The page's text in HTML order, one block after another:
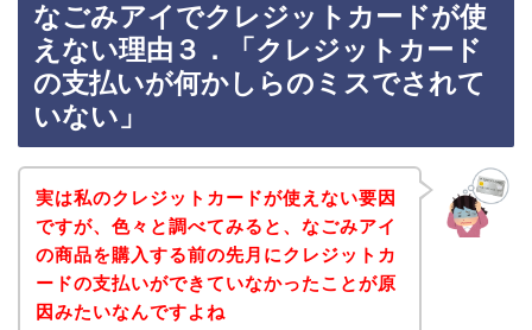
なごみアイでクレジットカードが使
えない理由３．「クレジットカード
の支払いが何かしらのミスでされて
いない」
実は私のクレジットカードが使えない要因
ですが、色々と調べてみると、なごみアイ
の商品を購入する前の先月にクレジットカ
ードの支払いができていなかったことが原
因みたいなんですよね